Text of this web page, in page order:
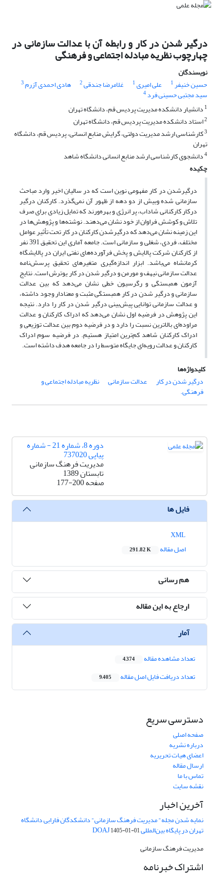
درگیر شدن در کار و رابطه آن با عدالت سازمانی در
چهارچوب نظریه مبادله اجتماعی و فرهنگی
نویسندگان
حسین خنیفر1 علی امیری1 غلامرضا جندقی2 هادی احمدی آزرم3
سید مجتبی حسینی فرد4
1 دانشیار دانشکده مدیریت پردیس قم، دانشگاه تهران
2استاد دانشکده مدیریت پردیس قم، دانشگاه تهران
3کارشناسی ارشد مدیریت دولتی، گرایش منابع انسانی، پردیس قم، دانشگاه
تهران
4دانشجوی کارشناسی ارشد منابع انسانی دانشگاه شاهد
چکیده
درگیرشدن در کار مفهومی نوین است که در سالیان اخیر وارد مباحث
سازمانی شده وبیش از دو دهه از ظهور آن نمی‌گذرد. کارکنان درگیر
درکار کارکنانی شاداب، پر انرژی و بهره‌ورند که تمایل زیادی برای صرف
تلاش و کوشش فراوان از خود نشان می‌دهند. نوشته‌ها و پژوهش‌ها در
این زمینه نشان می‌دهد که درگیرشدن کارکنان در کار تحت تأثیر عوامل
مختلف، فردی، شغلی و سازمانی است. جامعه آماری این تحقیق 391 نفر
از کارکنان شرکت پالایش و پخش فرآورده‌های نفتی ایران در پالایشگاه
کرمانشاه می‌باشد. ابزار اندازه‌گیری متغیرهای تحقیق پرسش‌نامه
عدالت سازمانی نیهف و مورمن و درگیر شدن در کار یوترش است. نتایج
آزمون همبستگی و رگرسیون خطی نشان می‌دهد که بین عدالت
سازمانی و درگیر شدن در کار همبستگی مثبت و معنادار وجود داشته،
و عدالت سازمانی توانایی پیش‌بینی درگیر شدن در کار را دارد. نتیجه
این پژوهش در فرضیه اول نشان می‌دهد که ادراک کارکنان و عدالت
مراوده‌ای بالاترین نسبت را دارد و در فرضیه دوم بین عدالت توزیعی و
ادراک کارکنان شاهد کم‌ترین امتیاز هستیم. در فرضیه سوم ادراک
کارکنان و عدالت رویه‌ای جایگاه متوسط را در جامعه هدف داشته است.
کلیدواژه‌ها
درگیر شدن در کار
عدالت سازمانی نظریه مبادله اجتماعی و
فرهنگی.
دوره 8، شماره 21 - شماره
پیاپی 737020
مدیریت فرهنگ سازمانی
تابستان 1389
صفحه177-200
فایل ها
اصل مقاله
291.82 K
هم رسانی
ارجاع به این مقاله
آمار
تعداد مشاهده مقاله 4,374
تعداد دریافت فایل اصل مقاله 9,405
دسترسی سریع
صفحه اصلی
درباره نشریه
اعضای هیات تحریریه
ارسال مقاله
تماس با ما
نقشه سایت
آخرین اخبار
نمایه شدن مجله" مدیریت فرهنگ سازمانی" دانشکدگان فارابی دانشگاه
تهران در پایگاه بین‌المللی DOAJ1405-01-01
مدیریت فرهنگ سازمانی
اشتراک خبرنامه